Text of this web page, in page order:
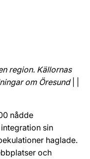
region. Källornas
om Öresund| |
nådde
sin
haglade.
och